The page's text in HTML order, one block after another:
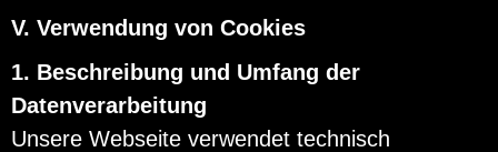
V. Verwendung von Cookies
1. Beschreibung und Umfang der
Datenverarbeitung
Unsere Webseite verwendet technisch